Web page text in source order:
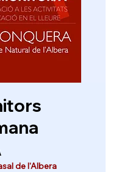
de l'Albera